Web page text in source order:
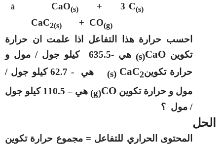
CaO(s)+ 3 C(s)
à
CaC2(s) + CO(g)
احسب حرارة هذا التفاعل اذا علمت ان حرارة
تكوينCaO
(s)
هي -635.5 كيلو جول / مول و
حرارة تكوين CaC2
(s)
هي - 62.7 كيلو جول /
مول و حرارة تكوين CO
(g)
هي – 110.5 كيلو جول
/ مول ؟
الحل
المحتوى الحراري للتفاعل = مجموع حرارة تكوين